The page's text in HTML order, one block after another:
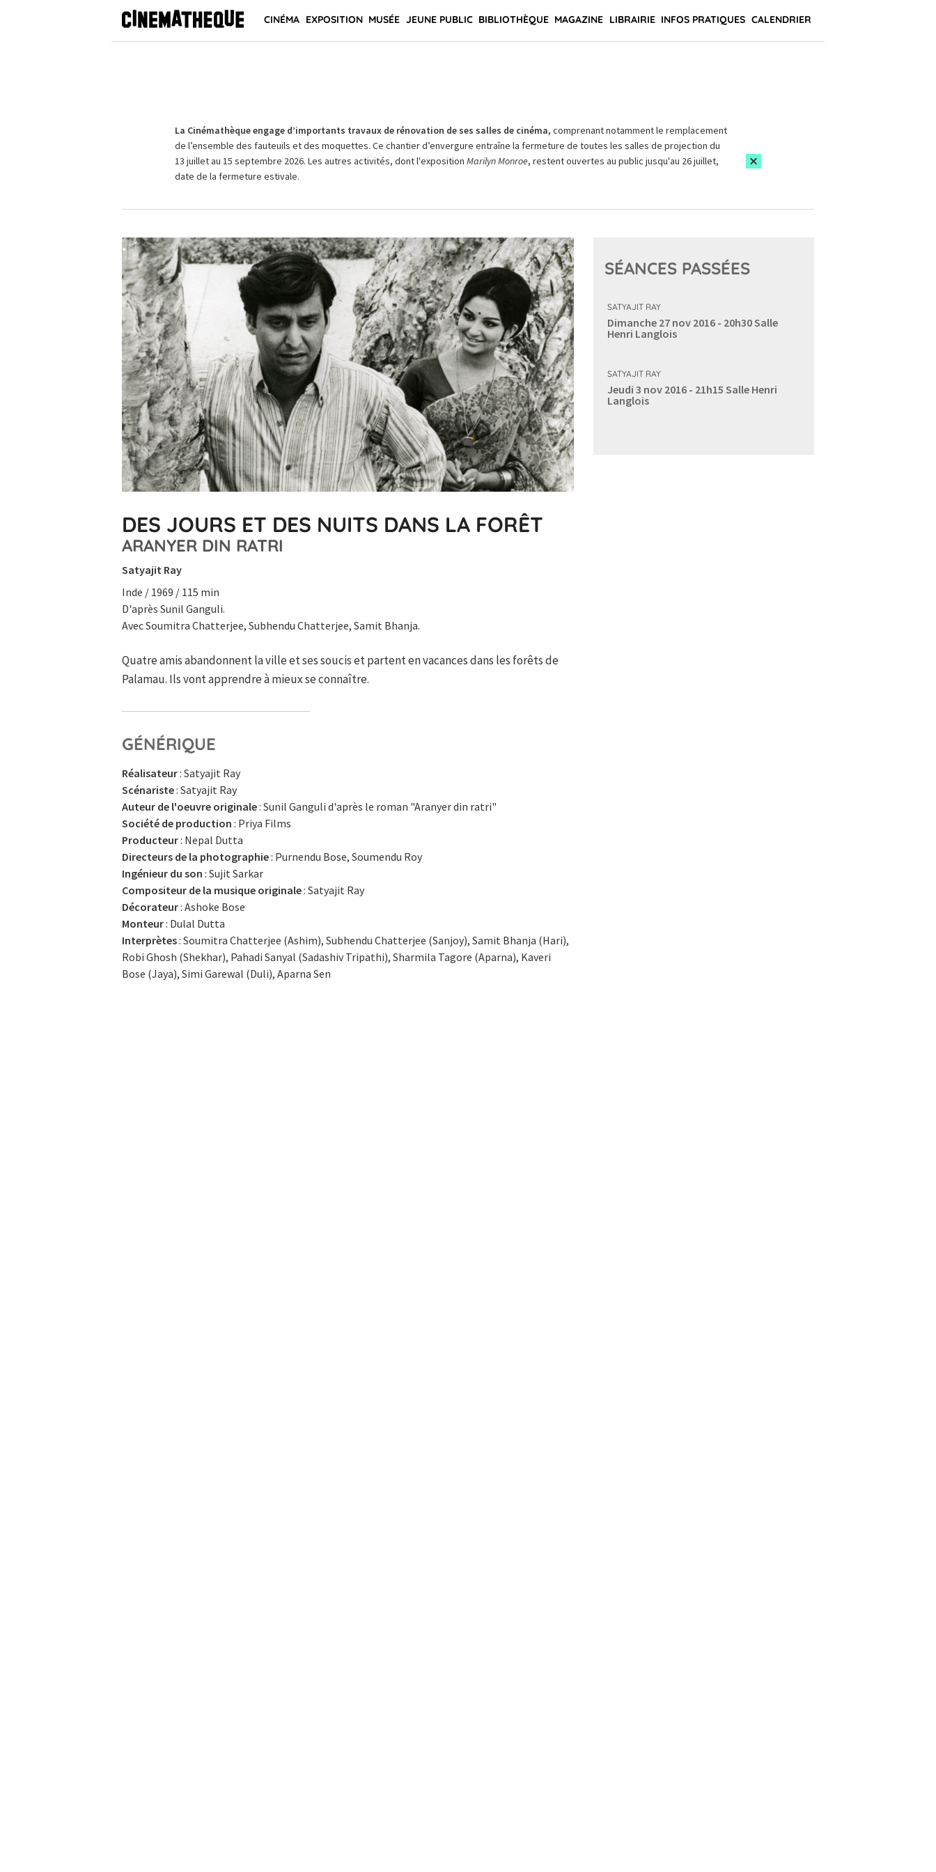
CINÉMA EXPOSITION MUSÉE JEUNE PUBLIC BIBLIOTHÈQUE MAGAZINE LIBRAIRIE INFOS PRATIQUES CALENDRIER
La Cinémathèque engage d’importants travaux de rénovation de ses salles de cinéma, comprenant notamment le remplacement
de l’ensemble des fauteuils et des moquettes. Ce chantier d’envergure entraîne la fermeture de toutes les salles de projection du
13 juillet au 15 septembre 2026. Les autres activités, dont l'exposition Marilyn Monroe, restent ouvertes au public jusqu'au 26 juillet,
date de la fermeture estivale.
DES JOURS ET DES NUITS DANS LA FORÊT
ARANYER DIN RATRI
Satyajit Ray
Inde / 1969 / 115 min
D'après Sunil Ganguli.
Avec Soumitra Chatterjee, Subhendu Chatterjee, Samit Bhanja.
Quatre amis abandonnent la ville et ses soucis et partent en vacances dans les forêts de
Palamau. Ils vont apprendre à mieux se connaître.
GÉNÉRIQUE
Réalisateur: Satyajit Ray
Scénariste: Satyajit Ray
Auteur de l'oeuvre originale: Sunil Ganguli d'après le roman "Aranyer din ratri"
Société de production : Priya Films
Producteur: Nepal Dutta
Directeurs de la photographie: Purnendu Bose, Soumendu Roy
Ingénieur du son : Sujit Sarkar
Compositeur de la musique originale: Satyajit Ray
Décorateur: Ashoke Bose
Monteur: Dulal Dutta
Interprètes: Soumitra Chatterjee (Ashim), Subhendu Chatterjee (Sanjoy), Samit Bhanja (Hari),
Robi Ghosh (Shekhar), Pahadi Sanyal (Sadashiv Tripathi), Sharmila Tagore (Aparna), Kaveri
Bose (Jaya), Simi Garewal (Duli), Aparna Sen
SÉANCES PASSÉES
SATYAJIT RAY
Dimanche 27 nov 2016 - 20h30Salle
Henri Langlois
SATYAJIT RAY
Jeudi 3 nov 2016 - 21h15 Salle Henri
Langlois